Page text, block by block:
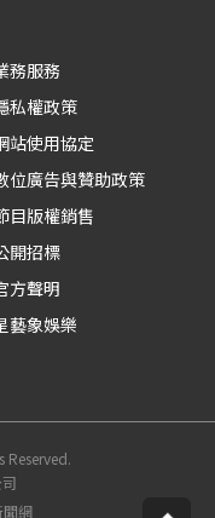
務服務
私權政策
站使用協定
位廣告與贊助政策
目版權銷售
開招標
方聲明
藝象娛樂
Reserved.
聞網